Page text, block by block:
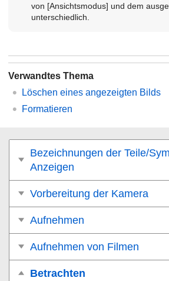
von [Ansichtsmodus] und dem
unterschiedlich.
Verwandtes Thema
Löschen eines angezeigten Bilds
Formatieren
Bezeichnungen der Teile/
Anzeigen
Vorbereitung der Kamera
Aufnehmen
Aufnehmen von Filmen
Betrachten